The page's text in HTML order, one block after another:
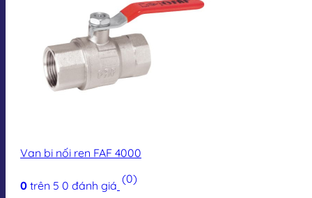
Van bi nối ren FAF 4000
0 trên 5 0 đánh giá (0)